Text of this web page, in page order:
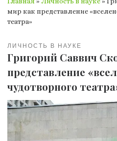
мир как представление
театра»
ЛИЧНОСТЬ В НАУКЕ
Григорий Саввич
представление
чудотворного